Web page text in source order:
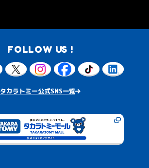
FOLLOW US !
タカラトミー公式SNS一覧